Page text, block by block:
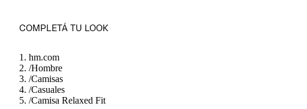
COMPLETÁ TU LOOK
hm.com
/Hombre
/Camisas
/Casuales
/Camisa Relaxed Fit